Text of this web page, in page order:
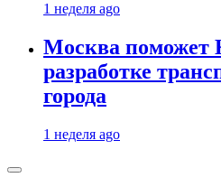
1 неделя ago
Москва поможет
разработке
города
1 неделя ago